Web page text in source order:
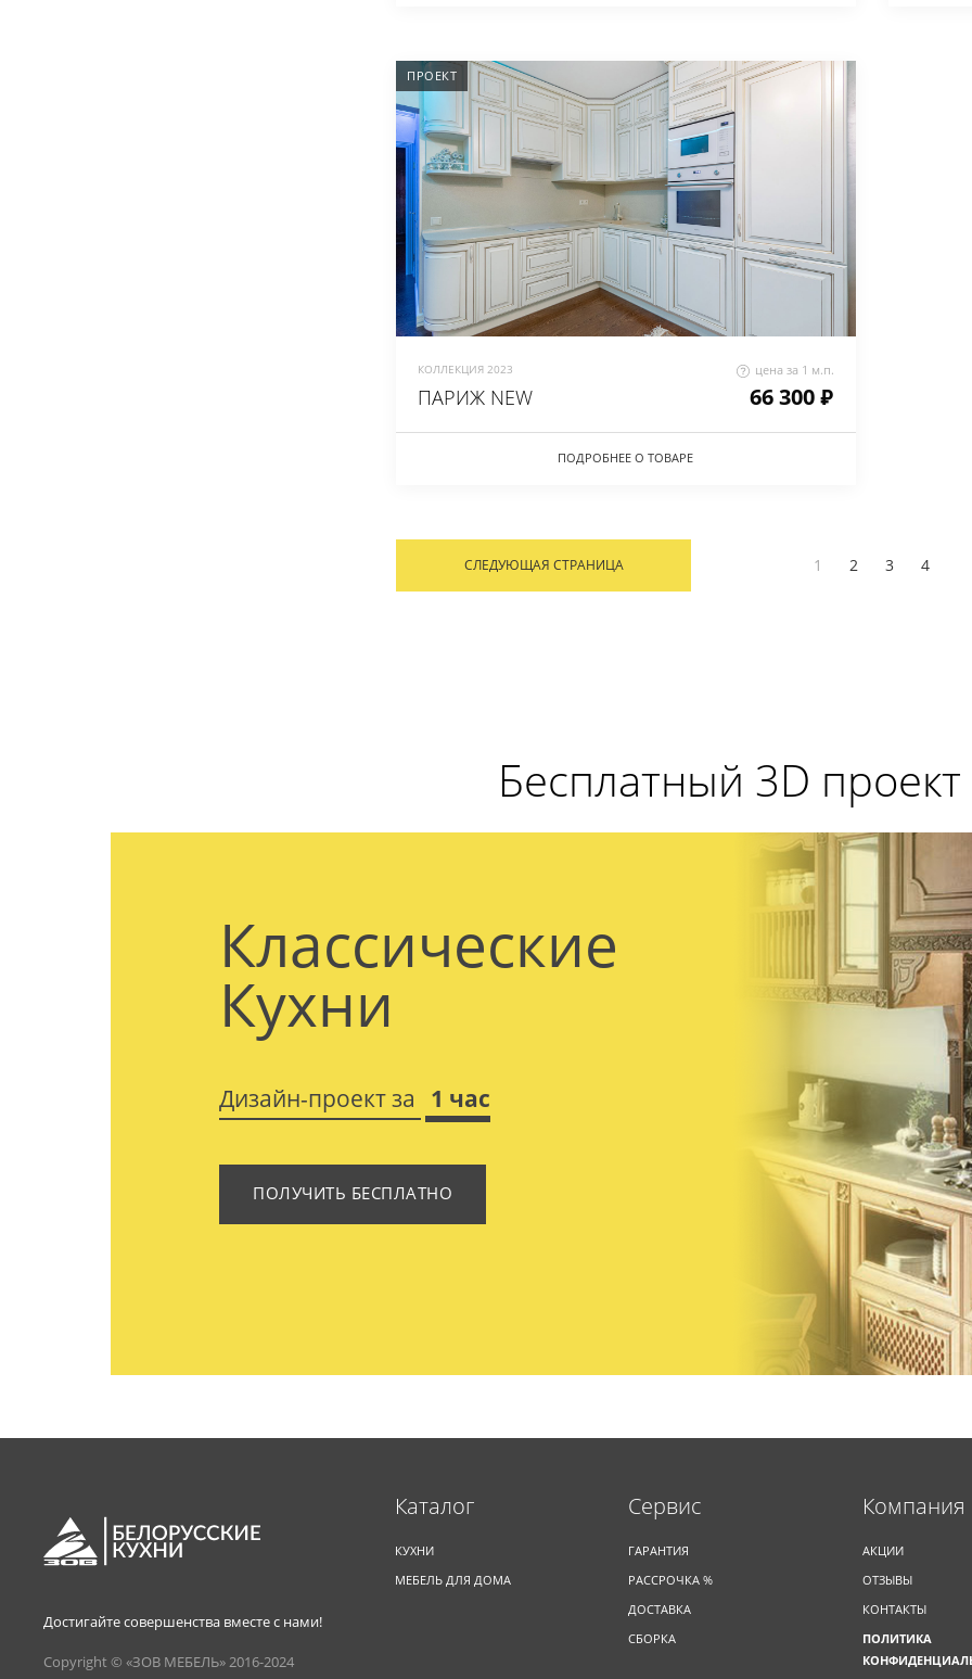
ПРОЕКТ
КОЛЛЕКЦИЯ 2023 цена за 1 м.п.
ПАРИЖ NEW 66 300 ₽
ПОДРОБНЕЕ О ТОВАРЕ
СЛЕДУЮЩАЯ СТРАНИЦА 1 2 3 4
Бесплатный 3D проект
Классические
Кухни
Дизайн-проект за 1 час
ПОЛУЧИТЬ БЕСПЛАТНО
Достигайте совершенства вместе с нами!
Copyright © «ЗОВ МЕБЕЛЬ» 2016-2024
Каталог
КУХНИ
МЕБЕЛЬ ДЛЯ ДОМА
Cервис
ГАРАНТИЯ
РАССРОЧКА %
ДОСТАВКА
СБОРКА
Компания
АКЦИИ
ОТЗЫВЫ
КОНТАКТЫ
ПОЛИТИКА